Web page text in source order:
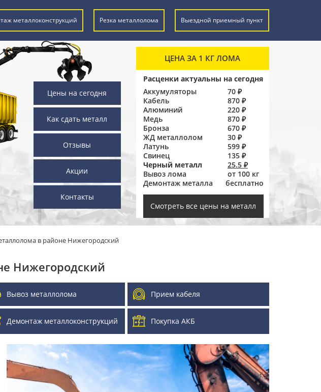
металлоконструкций Резка металлолома Выездной приемный пункт
ЦЕНА ЗА 1 КГ ЛОМА
Расценки актуальны на сегодня
Аккумуляторы
70 ₽
Кабель
870 ₽
Алюминий
220 ₽
Медь
870 ₽
Бронза
670 ₽
ЖД металлолом
30 ₽
Латунь
599 ₽
Свинец
135 ₽
Черный металл
25.5 ₽
Вывоз лома
от 100 кг
Демонтаж металла
бесплатно
Смотреть все цены на металл
Цены на сегодня
Как сдать металл
Отзывы
Акции
Контакты
в районе Нижегородский
Нижегородский
Вывоз металлолома Прием кабеля
Демонтаж металлоконструкций Покупка АКБ